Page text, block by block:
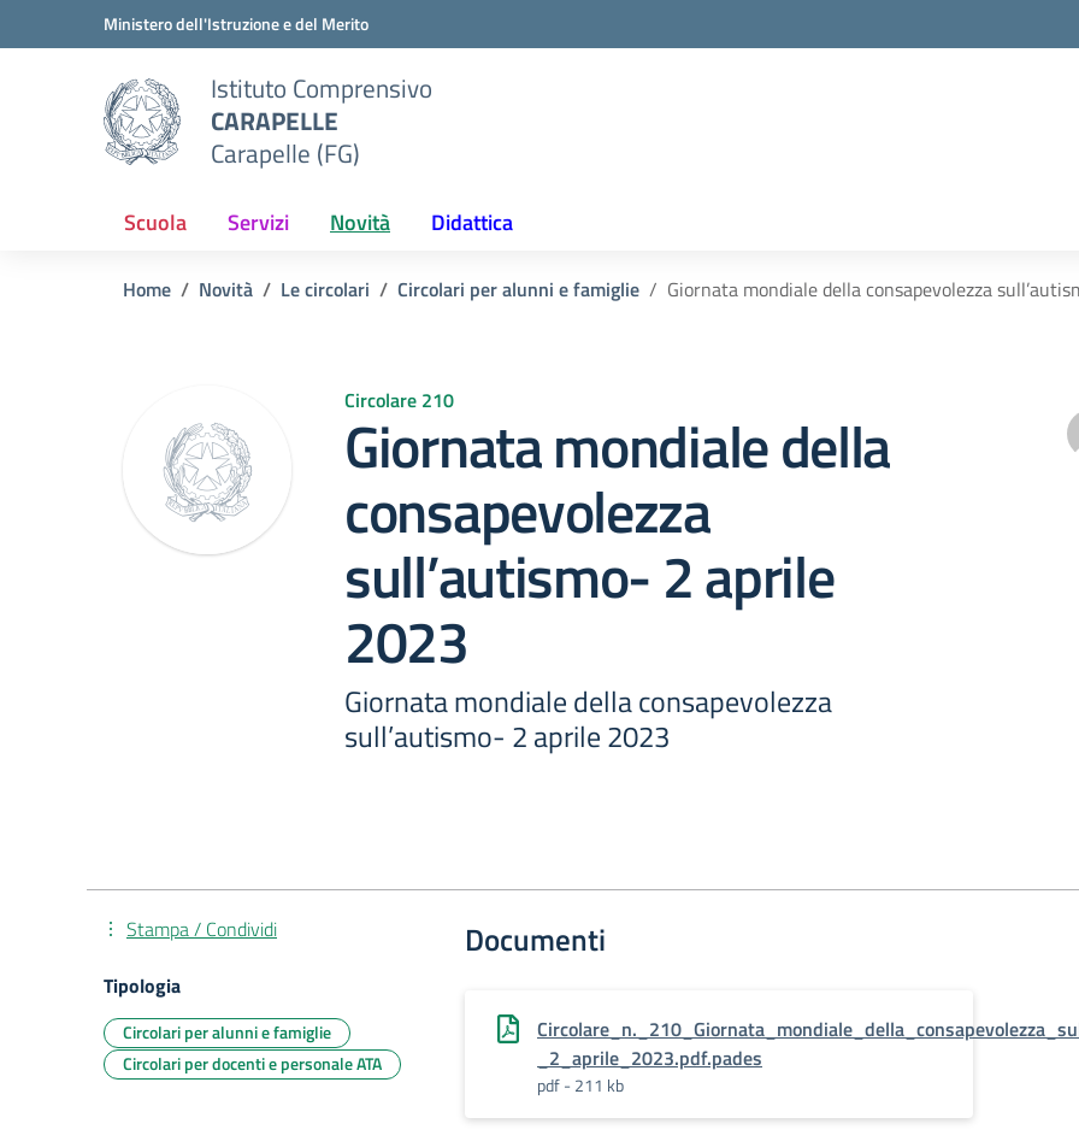
Vai ai contenuti
Vai al menu di navigazioneMinistero dell'Istruzione e del Merito
Istituto Comprensivo
CARAPELLE
Carapelle (FG)
Scuola Servizi Novità Didattica
Home Novità Le circolari Circolari per alunni e famiglie Giornata mondiale della consapevolezza
Circolare 210
Giornata mondiale della
consapevolezza
sull’autismo- 2 aprile
2023
Giornata mondiale della consapevolezza
sull’autismo- 2 aprile 2023
Documenti
_2_aprile_2023.pdf.pades
pdf - 211 kb
Stampa / Condividi
Tipologia
Circolari per alunni e famiglie
Circolari per docenti e personale ATA